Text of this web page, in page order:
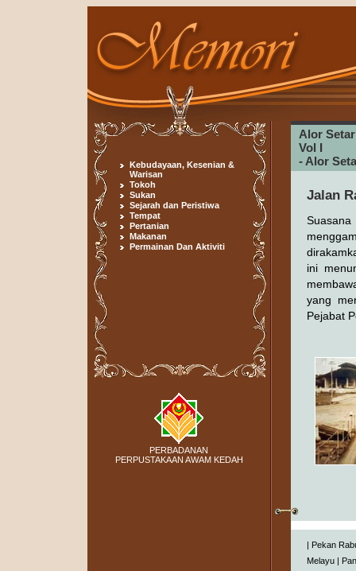
Kebudayaan, Kesenian &
Warisan
Tokoh
Sukan
Sejarah dan Peristiwa
Tempat
Pertanian
Makanan
Permainan Dan Aktiviti
PERBADANAN
PERPUSTAKAAN AWAM KEDAH
Alor
Vol I
- Alor
Jalan
ini
yang
Pejabat
| Pekan
Melayu |